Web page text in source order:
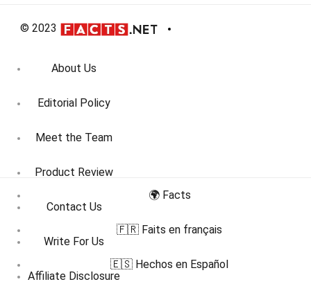
© 2023
About Us
Editorial Policy
Meet the Team
Product Review
Contact Us
Write For Us
Affiliate Disclosure
🌍 Facts
🇫🇷 Faits en français
🇪🇸 Hechos en Español